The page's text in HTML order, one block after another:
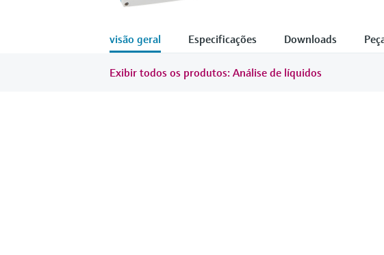
visão geral Especificações Downloads
Exibir todos os produtos: Análise de líquidos